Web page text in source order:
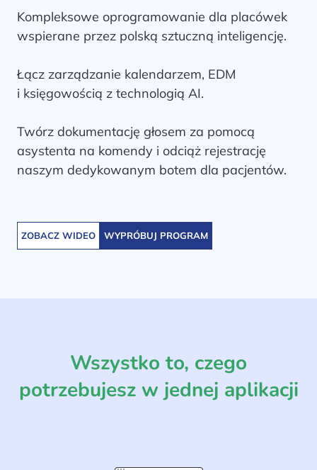
Kompleksowe oprogramowanie dla placówek
wspierane przez polską sztuczną inteligencję.
Łącz zarządzanie kalendarzem, EDM
i księgowością z technologią AI.
Twórz dokumentację głosem za pomocą
asystenta na komendy i odciąż rejestrację
naszym dedykowanym botem dla pacjentów.
ZOBACZ WIDEO WYPRÓBUJ PROGRAM
Wszystko to, czego
potrzebujesz w jednej aplikacji